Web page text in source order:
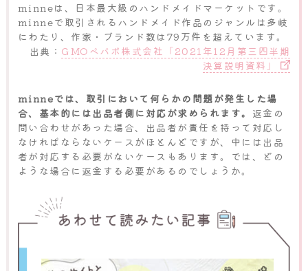
minneは、日本最大級のハンドメイドマーケットです。
minneで取引されるハンドメイド作品のジャンルは多岐
にわたり、作家・ブランド数は79万件を超えています。
出典： GMOペパボ株式会社「2021年12月第三四半期
決算説明資料」
minneでは、取引において何らかの問題が発生した場
合、基本的には出品者側に対応が求められます。 返金の
問い合わせがあった場合、出品者が責任を持って対応し
なければならないケースがほとんどですが、中には出品
者が対応する必要がないケースもあります。では、どの
ような場合に返金する必要があるのでしょうか。